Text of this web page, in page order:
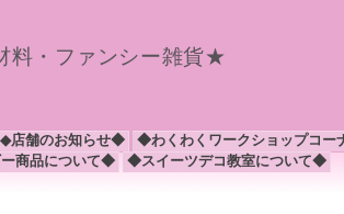
料・ファンシー雑貨★
◆店舗のお知らせ◆ ◆わくわくワークショップコー
商品について◆ ◆スイーツデコ教室について◆